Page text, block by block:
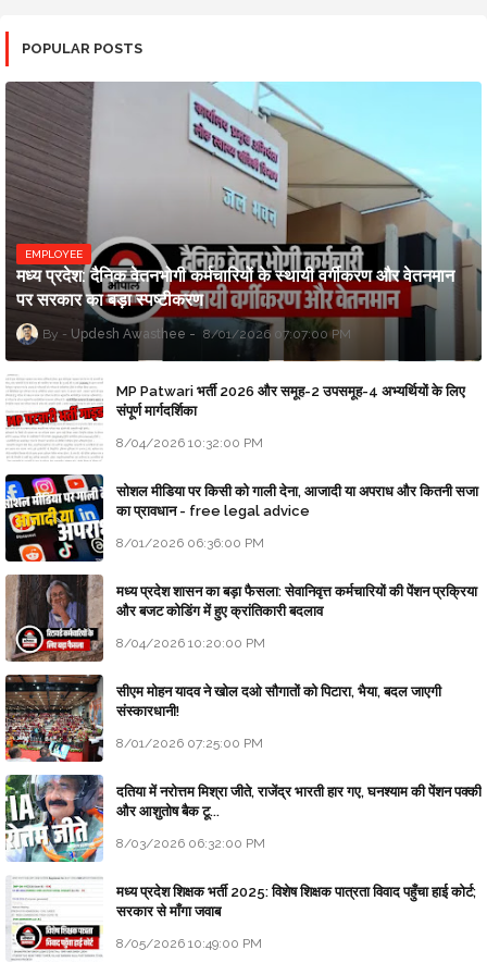
POPULAR POSTS
EMPLOYEE
मध्य प्रदेश: दैनिक वेतनभोगी कर्मचारियों के स्थायी वर्गीकरण और वेतनमान
पर सरकार का बड़ा स्पष्टीकरण
Updesh Awasthee 8/01/2026 07:07:00 PM
MP Patwari भर्ती 2026 और समूह-2 उपसमूह-4 अभ्यर्थियों के लिए
संपूर्ण मार्गदर्शिका
8/04/2026 10:32:00 PM
सोशल मीडिया पर किसी को गाली देना, आजादी या अपराध और कितनी सजा
का प्रावधान - free legal advice
8/01/2026 06:36:00 PM
मध्य प्रदेश शासन का बड़ा फैसला: सेवानिवृत्त कर्मचारियों की पेंशन प्रक्रिया
और बजट कोडिंग में हुए क्रांतिकारी बदलाव
8/04/2026 10:20:00 PM
सीएम मोहन यादव ने खोल दओ सौगातों को पिटारा, भैया, बदल जाएगी
संस्कारधानी!
8/01/2026 07:25:00 PM
दतिया में नरोत्तम मिश्रा जीते, राजेंद्र भारती हार गए, घनश्याम की पेंशन पक्की
और आशुतोष बैक टू...
8/03/2026 06:32:00 PM
मध्य प्रदेश शिक्षक भर्ती 2025: विशेष शिक्षक पात्रता विवाद पहुँचा हाई कोर्ट;
सरकार से माँगा जवाब
8/05/2026 10:49:00 PM